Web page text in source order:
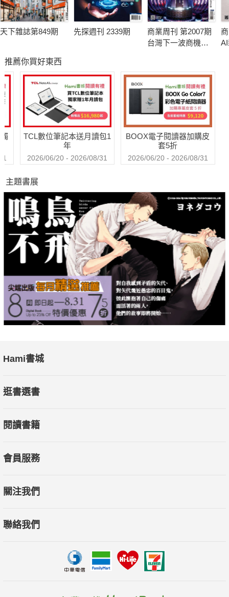
天下雜誌第849期 先探週刊 2339期
商業周刊 第2007期
台灣下一波商機！
推薦你買好東西
TCL數位筆記本送月讀包1
年
2026/06/20 - 2026/08/31
BOOX電子閱讀器加購皮
套5折
2026/06/20 - 2026/08/31
主題書展
Hami書城
逛書選書
閱讀書籍
會員服務
關注我們
聯絡我們